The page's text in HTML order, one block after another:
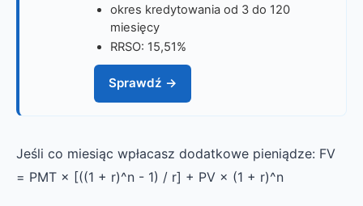
okres kredytowania od 3 do 120
miesięcy
RRSO: 15,51%
Sprawdź →
Jeśli co miesiąc wpłacasz dodatkowe pieniądze: FV
= PMT × [((1 + r)^n - 1) / r] + PV × (1 + r)^n